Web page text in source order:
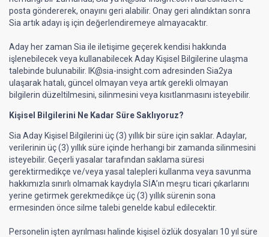
posta göndererek, onayını geri alabilir. Onay geri alındıktan sonra
Sia artık adayı iş için değerlendiremeye almayacaktır.
Aday her zaman Sia ile iletişime geçerek kendisi hakkında
işlenebilecek veya kullanabilecek Aday Kişisel Bilgilerine ulaşma
talebinde bulunabilir.
IK@sia-insight.com adresinden Sia2ya
ulaşarak hatalı, güncel olmayan veya artık gerekli olmayan
bilgilerin düzeltilmesini, silinmesini veya kısıtlanmasını isteyebilir.
Kişisel Bilgilerini Ne Kadar Süre Saklıyoruz?
Sia Aday Kişisel Bilgilerini üç (3) yıllık bir süre için saklar. Adaylar,
verilerinin üç (3) yıllık süre içinde herhangi bir zamanda silinmesini
isteyebilir. Geçerli yasalar tarafından saklama süresi
gerektirmedikçe ve/veya yasal talepleri kullanma veya savunma
hakkımızla sınırlı olmamak kaydıyla SİA’ın meşru ticari çıkarlarını
yerine getirmek gerekmedikçe üç (3) yıllık sürenin sona
ermesinden önce silme talebi genelde kabul edilecektir.
Personelin işten ayrılması halinde kişisel özlük dosyaları 10 yıl süre